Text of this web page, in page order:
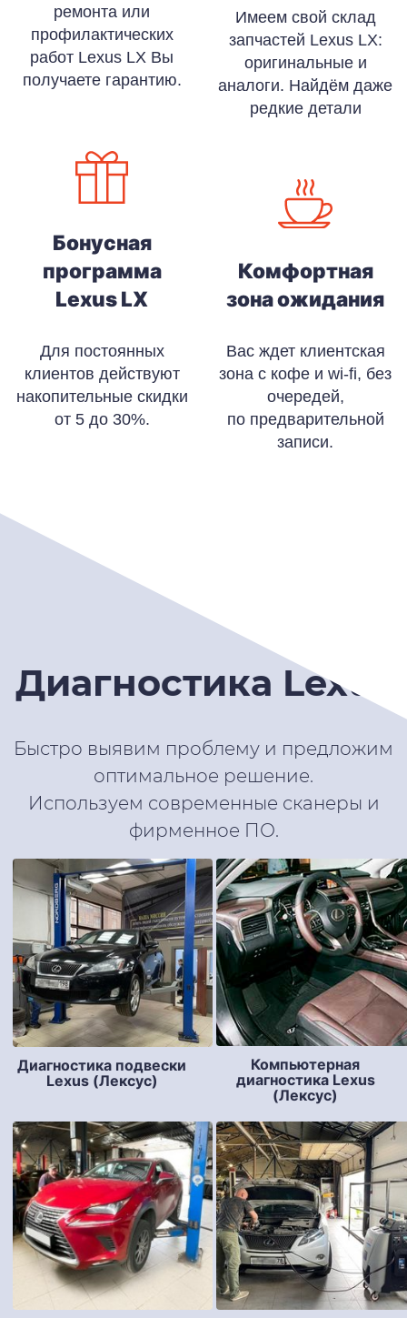
ремонта или
профилактических
работ Lexus LX Вы
получаете гарантию.
Бонусная
программа
Lexus LX
Для постоянных
клиентов действуют
накопительные скидки
от 5 до 30%.
Имеем свой склад
запчастей Lexus LX:
оригинальные и
аналоги. Найдём даже
редкие детали
Комфортная
зона ожидания
Вас ждет клиентская
зона с кофе и wi-fi, без
очередей,
по предварительной
записи.
Диагностика Lexus
Быстро выявим проблему и предложим
оптимальное решение.
Используем современные сканеры и
фирменное ПО.
Диагностика подвески
Lexus (Лексус)
Компьютерная
диагностика Lexus
(Лексус)